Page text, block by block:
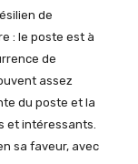
de
: le poste est à
de
assez
du poste et la
et intéressants.
sa faveur, avec